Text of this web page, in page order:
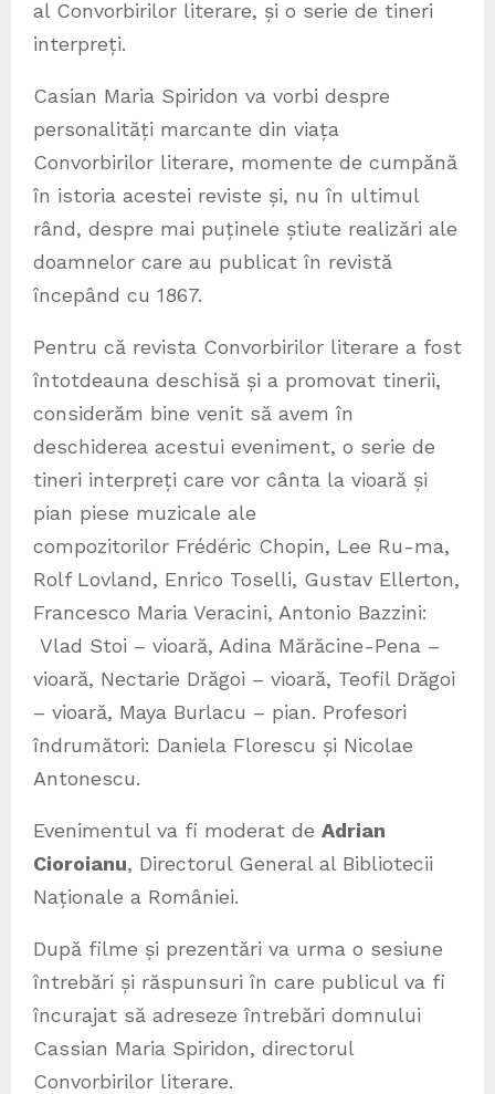
al Convorbirilor literare, și o serie de tineri
interpreți.
Casian Maria Spiridon va vorbi despre
personalități marcante din viața
Convorbirilor literare, momente de cumpănă
în istoria acestei reviste și, nu în ultimul
rând, despre mai puținele știute realizări ale
doamnelor care au publicat în revistă
începând cu 1867.
Pentru că revista Convorbirilor literare a fost
întotdeauna deschisă și a promovat tinerii,
considerăm bine venit să avem în
deschiderea acestui eveniment, o serie de
tineri interpreți care vor cânta la vioară și
pian piese muzicale ale
compozitorilor Frédéric Chopin, Lee Ru-ma,
Rolf Lovland, Enrico Toselli, Gustav Ellerton,
Francesco Maria Veracini, Antonio Bazzini:
Vlad Stoi – vioară, Adina Mărăcine-Pena –
vioară, Nectarie Drăgoi – vioară, Teofil Drăgoi
– vioară, Maya Burlacu – pian. Profesori
îndrumători: Daniela Florescu și Nicolae
Antonescu.
Evenimentul va fi moderat de Adrian
Cioroianu, Directorul General al Bibliotecii
Naționale a României.
După filme și prezentări va urma o sesiune
întrebări și răspunsuri în care publicul va fi
încurajat să adreseze întrebări domnului
Cassian Maria Spiridon, directorul
Convorbirilor literare.